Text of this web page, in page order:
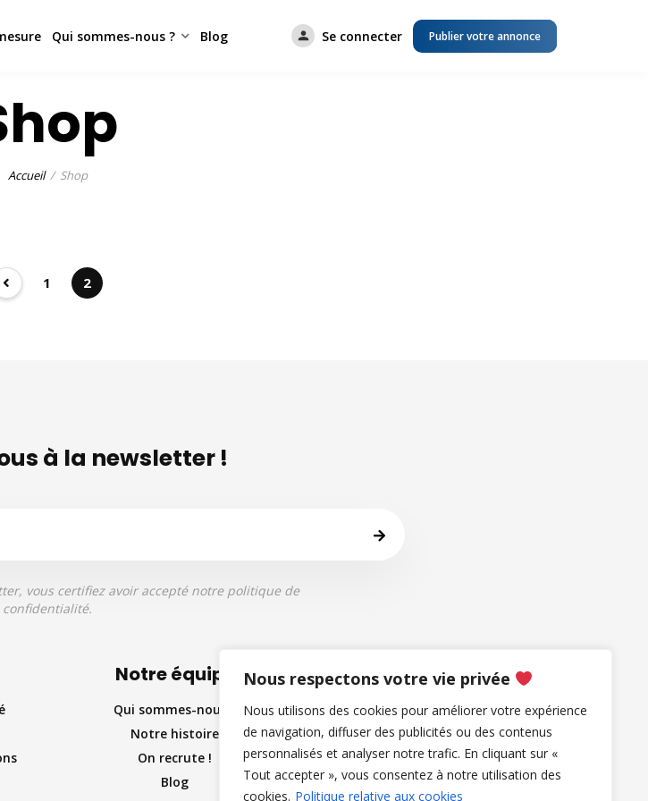
Nous respectons votre vie privée
Nous utilisons des cookies pour améliorer votre expérience
de navigation, diffuser des publicités ou des contenus
personnalisés et analyser notre trafic. En cliquant sur «
Tout accepter », vous consentez à notre utilisation des
cookies. Politique relative aux cookies
Qui sommes-nous ? Blog Se connecter Publier votre annonce
Accueil Shop
1 2
à la newsletter !
vous certifiez avoir accepté notre politique de
confidentialité.
Notre équipe
Qui sommes-nous ?
Notre histoire
On recrute !
Blog
Nous contacter
Contact
Presse
Partenaire et entreprises
Influenceurs